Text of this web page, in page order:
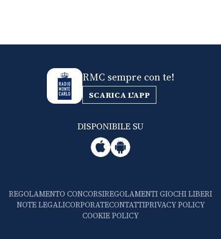
RMC sempre con te!
SCARICA L'APP
DISPONIBILE SU
REGOLAMENTO CONCORSIREGOLAMENTI GIOCHI LIBERI
NOTE LEGALICORPORATECONTATTIPRIVACY POLICY
COOKIE POLICY